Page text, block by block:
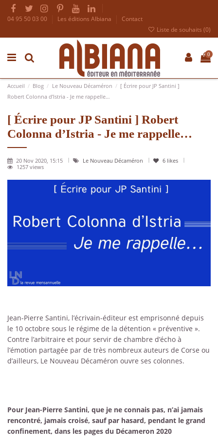
04 95 50 03 00 Les éditions Albiana
Contact
Liste de souhaits (0)
0
Accueil Blog Le Nouveau Décaméron
[ Écrire pour JP Santini ]
Robert Colonna d’Istria - Je me rappelle…
[ Écrire pour JP Santini ] Robert
Colonna d’Istria - Je me rappelle…
20 Nov 2020, 15:15 Le Nouveau Décaméron 6 likes
1257 views
Jean-Pierre Santini, l’écrivain-éditeur est emprisonné depuis
le 10 octobre sous le régime de la détention « préventive ».
Contre l’arbitraire et pour servir de chambre d’écho à
l’émotion partagée par de très nombreux auteurs de Corse ou
d’ailleurs, Le Nouveau Décaméron ouvre ses colonnes.
Pour Jean-Pierre Santini, que je ne connais pas, n’ai jamais
rencontré, jamais croisé, sauf par hasard, pendant le grand
confinement, dans les pages du Décameron 2020